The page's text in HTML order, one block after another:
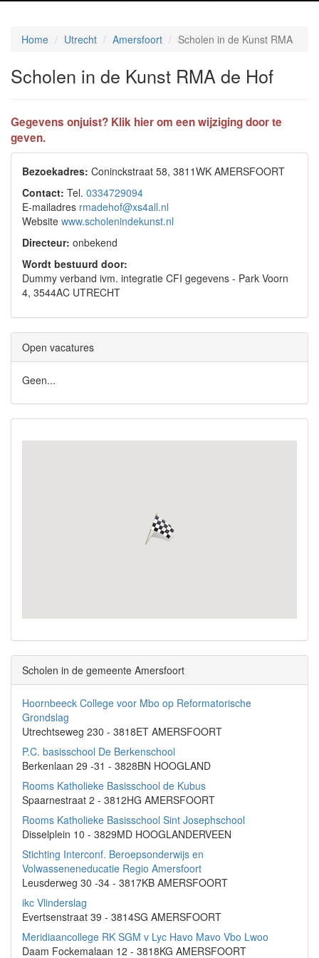
Home Utrecht Amersfoort Scholen in de Kunst RMA
Scholen in de Kunst RMA de Hof
Gegevens onjuist? Klik hier om een wijziging door te
geven.
Bezoekadres: Coninckstraat 58, 3811WK AMERSFOORT
Contact: Tel. 0334729094
E-mailadres rmadehof@xs4all.nl
Website www.scholenindekunst.nl
Directeur: onbekend
Wordt bestuurd door:
Dummy verband ivm. integratie CFI gegevens - Park Voorn
4, 3544AC UTRECHT
Open vacatures
Geen...
Scholen in de gemeente Amersfoort
Hoornbeeck College voor Mbo op Reformatorische
Grondslag
Utrechtseweg 230 - 3818ET AMERSFOORT
P.C. basisschool De Berkenschool
Berkenlaan 29 -31 - 3828BN HOOGLAND
Rooms Katholieke Basisschool de Kubus
Spaarnestraat 2 - 3812HG AMERSFOORT
Rooms Katholieke Basisschool Sint Josephschool
Disselplein 10 - 3829MD HOOGLANDERVEEN
Stichting Interconf. Beroepsonderwijs en
Volwasseneneducatie Regio Amersfoort
Leusderweg 30 -34 - 3817KB AMERSFOORT
ikc Vlinderslag
Evertsenstraat 39 - 3814SG AMERSFOORT
Meridiaancollege RK SGM v Lyc Havo Mavo Vbo Lwoo
Daam Fockemalaan 12 - 3818KG AMERSFOORT